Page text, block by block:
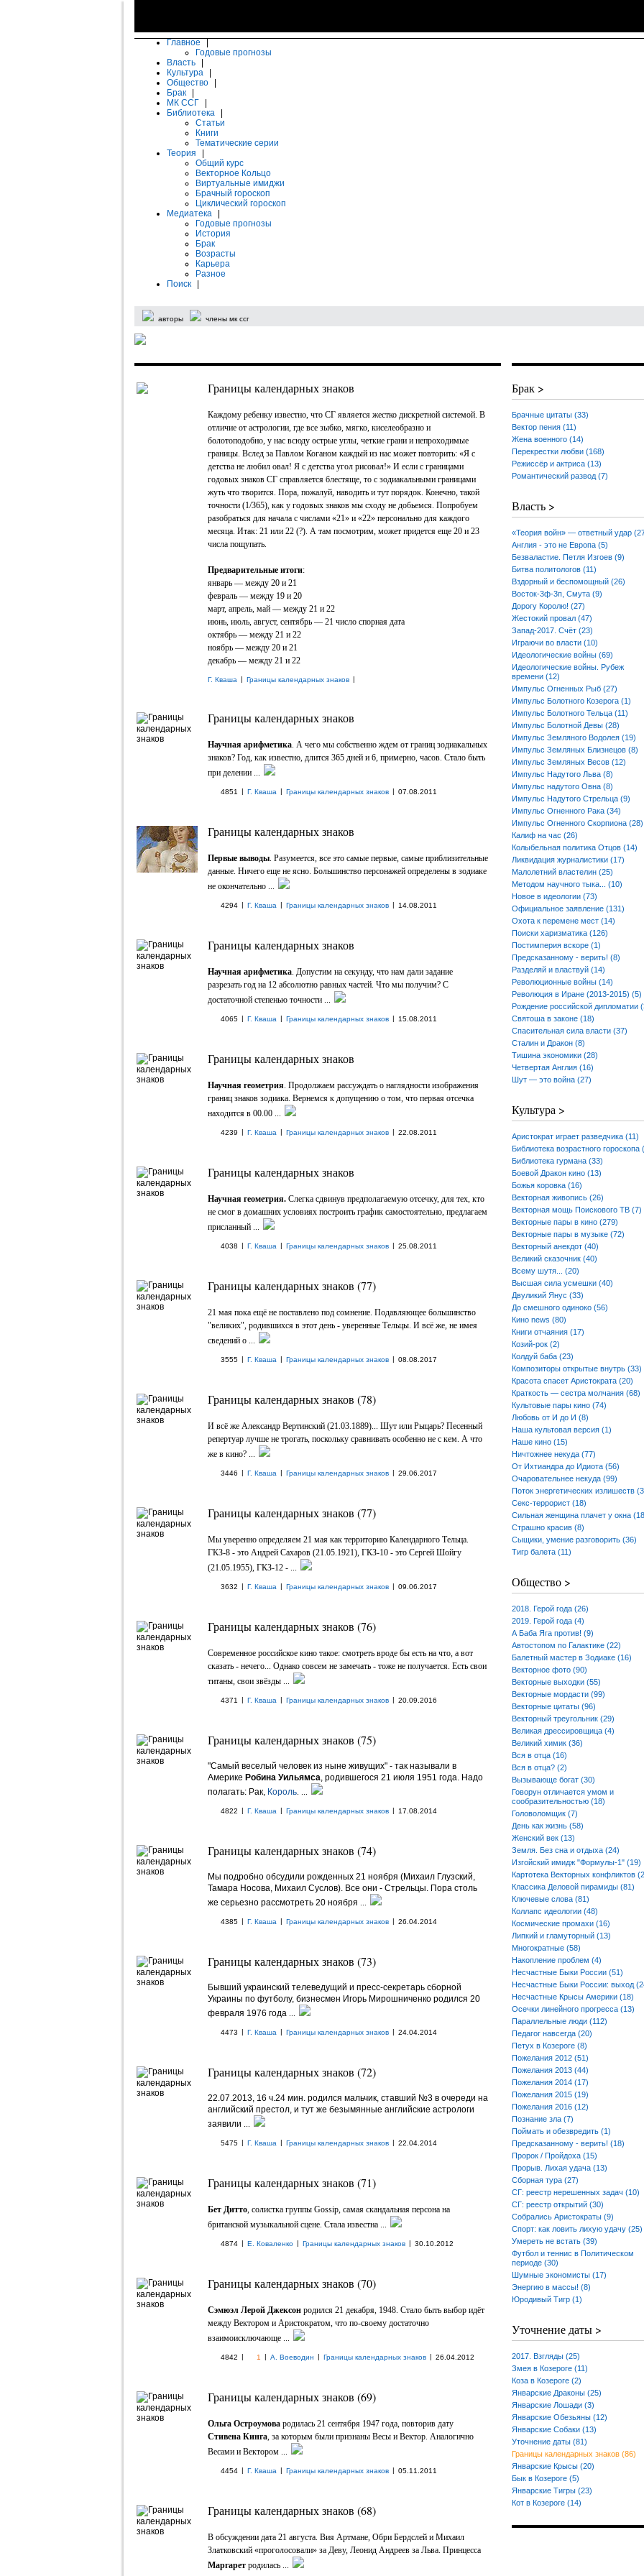
Главное
Годовые прогнозы
Власть
Культура
Общество
Брак
МК ССГ
Библиотека
Статьи
Книги
Тематические серии
Теория
Общий курс
Векторное Кольцо
Виртуальные имиджи
Брачный гороскоп
Циклический гороскоп
Медиатека
Годовые прогнозы
История
Брак
Возрасты
Карьера
Разное
Поиск
авторы члены мк ссг
Границы календарных знаков
Каждому ребенку известно, что СГ является жестко дискретной системой. В
отличие от астрологии, где все зыбко, мягко, киселеобразно и
болотоподобно, у нас всюду острые углы, четкие грани и непроходимые
границы. Вслед за Павлом Коганом каждый из нас может повторить: «Я с
детства не любил овал! Я с детства угол рисовал!» И если с границами
годовых знаков СГ справляется блестяще, то с зодиакальными границами
жуть что творится. Пора, пожалуй, наводить и тут порядок. Конечно, такой
точности (1/365), как у годовых знаков мы сходу не добьемся. Попробуем
разобраться для начала с числами «21» и «22» персонально для каждого
месяца. Итак: 21 или 22 (?). А там посмотрим, может придется еще 20 и 23
числа пощупать.
Предварительные итоги:
январь — между 20 и 21
февраль — между 19 и 20
март, апрель, май — между 21 и 22
июнь, июль, август, сентябрь — 21 число спорная дата
октябрь — между 21 и 22
ноябрь — между 20 и 21
декабрь — между 21 и 22
Г. Кваша | Границы календарных знаков |
Границы календарных знаков
Научная арифметика. А чего мы собственно ждем от границ зодиакальных
знаков? Год, как известно, длится 365 дней и 6, примерно, часов. Стало быть
при делении ...
4851 | Г. Кваша | Границы календарных знаков | 07.08.2011
Границы календарных знаков
Первые выводы. Разумеется, все это самые первые, самые приблизительные
данные. Ничего еще не ясно. Большинство персонажей определены в зодиаке
не окончательно ...
4294 | Г. Кваша | Границы календарных знаков | 14.08.2011
Границы календарных знаков
Научная арифметика. Допустим на секунду, что нам дали задание
разрезать год на 12 абсолютно равных частей. Что мы получим? С
достаточной степенью точности ...
4065 | Г. Кваша | Границы календарных знаков | 15.08.2011
Границы календарных знаков
Научная геометрия. Продолжаем рассуждать о наглядности изображения
границ знаков зодиака. Вернемся к допущению о том, что первая отсечка
находится в 00.00 ...
4239 | Г. Кваша | Границы календарных знаков | 22.08.2011
Границы календарных знаков
Научная геометрия. Слегка сдвинув предполагаемую отсечку, для тех, кто
не смог в домашних условиях построить график самостоятельно, предлагаем
присланный ...
4038 | Г. Кваша | Границы календарных знаков | 25.08.2011
Границы календарных знаков (77)
21 мая пока ещё не поставлено под сомнение. Подавляющее большинство
"великих", родившихся в этот день - уверенные Тельцы. И всё же, не имея
сведений о ...
3555 | Г. Кваша | Границы календарных знаков | 08.08.2017
Границы календарных знаков (78)
И всё же Александр Вертинский (21.03.1889)... Шут или Рыцарь? Песенный
репертуар лучше не трогать, поскольку сравнивать особенно не с кем. А что
же в кино? ...
3446 | Г. Кваша | Границы календарных знаков | 29.06.2017
Границы календарных знаков (77)
Мы уверенно определяем 21 мая как территорию Календарного Тельца.
ГКЗ-8 - это Андрей Сахаров (21.05.1921), ГКЗ-10 - это Сергей Шойгу
(21.05.1955), ГКЗ-12 - ...
3632 | Г. Кваша | Границы календарных знаков | 09.06.2017
Границы календарных знаков (76)
Современное российское кино такое: смотреть вроде бы есть на что, а вот
сказать - нечего... Однако совсем не замечать - тоже не получается. Есть свои
титаны, свои звёзды ...
4371 | Г. Кваша | Границы календарных знаков | 20.09.2016
Границы календарных знаков (75)
"Самый веселый человек из ныне живущих" - так называли в
Америке Робина Уильямса, родившегося 21 июля 1951 года. Надо
полагать: Рак, Король. ...
4822 | Г. Кваша | Границы календарных знаков | 17.08.2014
Границы календарных знаков (74)
Мы подробно обсудили рожденных 21 ноября (Михаил Глузский,
Тамара Носова, Михаил Суслов). Все они - Стрельцы. Пора столь
же серьезно рассмотреть 20 ноября ...
4385 | Г. Кваша | Границы календарных знаков | 26.04.2014
Границы календарных знаков (73)
Бывший украинский телеведущий и пресс-секретарь сборной
Украины по футболу, бизнесмен Игорь Мирошниченко родился 20
февраля 1976 года ...
4473 | Г. Кваша | Границы календарных знаков | 24.04.2014
Границы календарных знаков (72)
22.07.2013, 16 ч.24 мин. родился мальчик, ставший №3 в очереди на
английский престол, и тут же безымянные английские астрологи
заявили ...
5475 | Г. Кваша | Границы календарных знаков | 22.04.2014
Границы календарных знаков (71)
Бет Дитто, солистка группы Gossip, самая скандальная персона на
британской музыкальной сцене. Стала известна ...
4874 | Е. Коваленко | Границы календарных знаков | 30.10.2012
Границы календарных знаков (70)
Сэмюэл Лерой Джексон родился 21 декабря, 1948. Стало быть выбор идёт
между Вектором и Аристократом, что по-своему достаточно
взаимоисключающе ...
4842 | 1 | А. Воеводин | Границы календарных знаков | 26.04.2012
Границы календарных знаков (69)
Ольга Остроумова родилась 21 сентября 1947 года, повторив дату
Стивена Кинга, за которым были признаны Весы и Вектор. Аналогично
Весами и Вектором ...
4454 | Г. Кваша | Границы календарных знаков | 05.11.2011
Границы календарных знаков (68)
В обсуждении дата 21 августа. Вия Артмане, Обри Бердслей и Михаил
Златковский «проголосовали» за Деву, Леонид Андреев за Льва. Принцесса
Маргарет родилась ...
Брак >
Брачные цитаты (33)
Вектор пения (11)
Жена военного (14)
Перекрестки любви (168)
Режиссёр и актриса (13)
Романтический развод (7)
Власть >
«Теория войн» — ответный удар
Англия - это не Европа (5)
Безваластие. Петля Изгоев (9)
Битва политологов (11)
Вздорный и беспомощный (26)
Восток-3ф-3п, Смута (9)
Дорогу Королю! (27)
Жестокий провал (47)
Запад-2017. Счёт (23)
Играючи во власти (10)
Идеологические войны (69)
Идеологические войны. Рубеж
времени (12)
Импульс Огненных Рыб (27)
Импульс Болотного Козерога (1)
Импульс Болотного Тельца (11)
Импульс Болотной Девы (28)
Импульс Земляного Водолея (19)
Импульс Земляных Близнецов (8)
Импульс Земляных Весов (12)
Импульс Надутого Льва (8)
Импульс надутого Овна (8)
Импульс Надутого Стрельца (9)
Импульс Огненного Рака (34)
Импульс Огненного Скорпиона (28)
Калиф на час (26)
Колыбельная политика Отцов (14)
Ликвидация журналистики (17)
Малолетний властелин (25)
Методом научного тыка... (10)
Новое в идеологии (73)
Официальное заявление (131)
Охота к перемене мест (14)
Поиски харизматика (126)
Постимперия вскоре (1)
Предсказанному - верить! (8)
Разделяй и властвуй (14)
Революционные войны (14)
Революция в Иране (2013-2015) (5)
Рождение российской дипломатии
Святоша в законе (18)
Спасительная сила власти (37)
Сталин и Дракон (8)
Тишина экономики (28)
Четвертая Англия (16)
Шут — это война (27)
Культура >
Аристократ играет разведчика (11)
Библиотека возрастного гороскопа
Библиотека гурмана (33)
Боевой Дракон кино (13)
Божья коровка (16)
Векторная живопись (26)
Векторная мощь Поискового ТВ (7)
Векторные пары в кино (279)
Векторные пары в музыке (72)
Векторный анекдот (40)
Великий сказочник (40)
Всему шутя... (20)
Высшая сила усмешки (40)
Двуликий Янус (33)
До смешного одиноко (56)
Кино news (80)
Книги отчаяния (17)
Козий-рок (2)
Колдуй баба (23)
Композиторы открытые внутрь (33)
Красота спасет Аристократа (20)
Краткость — сестра молчания (68)
Культовые пары кино (74)
Любовь от И до И (8)
Наша культовая версия (1)
Наше кино (15)
Ничтожнее некуда (77)
От Ихтиандра до Идиота (56)
Очаровательнее некуда (99)
Поток энергетических излишеств
Секс-террорист (18)
Сильная женщина плачет у окна
Страшно красив (8)
Сыщики, умение разговорить (36)
Тигр балета (11)
Общество >
2018. Герой года (26)
2019. Герой года (4)
А Баба Яга против! (9)
Автостопом по Галактике (22)
Балетный мастер в Зодиаке (16)
Векторное фото (90)
Векторные выходки (55)
Векторные мордасти (99)
Векторные цитаты (96)
Векторный треугольник (29)
Великая дрессировщица (4)
Великий химик (36)
Вся в отца (16)
Вся в отца? (2)
Вызывающе богат (30)
Говорун отличается умом и
сообразительностью (18)
Головоломщик (7)
День как жизнь (58)
Женский век (13)
Земля. Без сна и отдыха (24)
Изгойский имидж "Формулы-1" (19)
Картотека Векторных конфликтов
Классика Деловой пирамиды (81)
Ключевые слова (81)
Коллапс идеологии (48)
Космические промахи (16)
Липкий и гламуторный (13)
Многократные (58)
Накопление проблем (4)
Несчастные Быки России (51)
Несчастные Быки России: выход
Несчастные Крысы Америки (18)
Осечки линейного прогресса (13)
Параллельные люди (112)
Педагог навсегда (20)
Петух в Козероге (8)
Пожелания 2012 (51)
Пожелания 2013 (44)
Пожелания 2014 (17)
Пожелания 2015 (19)
Пожелания 2016 (12)
Познание зла (7)
Поймать и обезвредить (1)
Предсказанному - верить! (18)
Пророк / Пройдоха (15)
Прорыв. Лихая удача (13)
Сборная тура (27)
СГ: реестр нерешенных задач (10)
СГ: реестр открытий (30)
Собрались Аристократы (9)
Спорт: как ловить лихую удачу (25)
Умереть не встать (39)
Футбол и теннис в Политическом
периоде (30)
Шумные экономисты (17)
Энергию в массы! (8)
Юродивый Тигр (1)
Уточнение даты >
2017. Взгляды (25)
Змея в Козероге (11)
Коза в Козероге (2)
Январские Драконы (25)
Январские Лошади (3)
Январские Обезьяны (12)
Январские Собаки (13)
Уточнение даты (81)
Границы календарных знаков (86)
Январские Крысы (20)
Бык в Козероге (5)
Январские Тигры (23)
Кот в Козероге (14)